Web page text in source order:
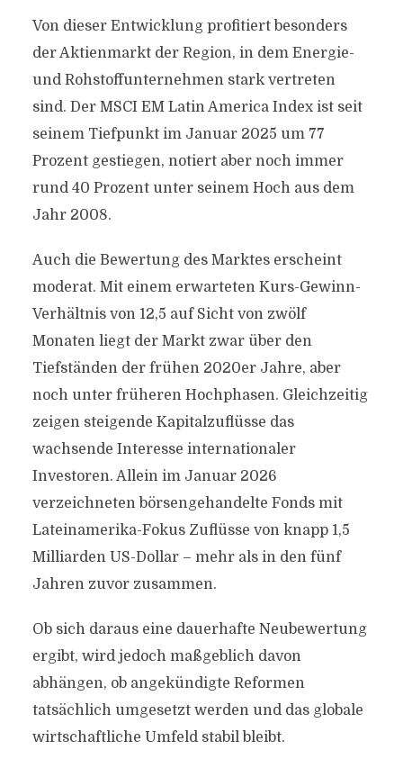
Von dieser Entwicklung profitiert besonders
der Aktienmarkt der Region, in dem Energie-
und Rohstoffunternehmen stark vertreten
sind. Der MSCI EM Latin America Index ist seit
seinem Tiefpunkt im Januar 2025 um 77
Prozent gestiegen, notiert aber noch immer
rund 40 Prozent unter seinem Hoch aus dem
Jahr 2008.
Auch die Bewertung des Marktes erscheint
moderat. Mit einem erwarteten Kurs-Gewinn-
Verhältnis von 12,5 auf Sicht von zwölf
Monaten liegt der Markt zwar über den
Tiefständen der frühen 2020er Jahre, aber
noch unter früheren Hochphasen. Gleichzeitig
zeigen steigende Kapitalzuflüsse das
wachsende Interesse internationaler
Investoren. Allein im Januar 2026
verzeichneten börsengehandelte Fonds mit
Lateinamerika-Fokus Zuflüsse von knapp 1,5
Milliarden US-Dollar – mehr als in den fünf
Jahren zuvor zusammen.
Ob sich daraus eine dauerhafte Neubewertung
ergibt, wird jedoch maßgeblich davon
abhängen, ob angekündigte Reformen
tatsächlich umgesetzt werden und das globale
wirtschaftliche Umfeld stabil bleibt.